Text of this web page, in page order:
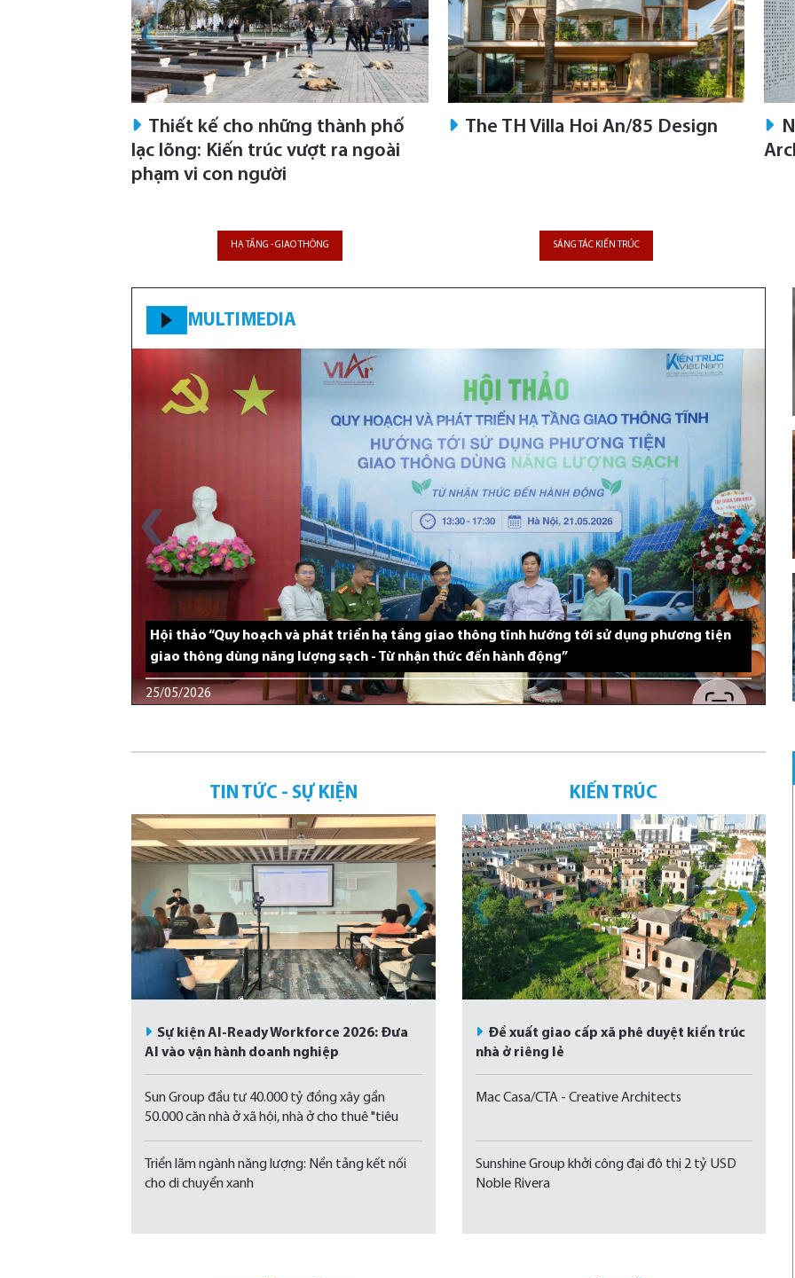
Góp ý Luật Kinh
doanh bất động sản
2023 hướng tới khơi
thông nguồn lực,
phát triển bền vững
chào mừng Đại hội
Đại biểu toàn quốc
Hội Nghệ sĩ Sân khấu
Kết nối văn nghệ sĩ,
sáng tác về Phật
hoàng Trần Nhân
Tông và Ngọa Vân
Bỏ giấy phép xây
dựng: Góc nhìn từ
thực tiễn và chính
sách
Sửa Luật Kiến trúc:
cắt giảm thủ tục,
Thiết kế cho những thành phố
lạc lõng: Kiến trúc vượt ra ngoài
phạm vi con người
HẠ TẦNG - GIAO THÔNG
The TH Villa Hoi An/85 Design
SÁNG TÁC KIẾN TRÚC
MULTIMEDIA
Hội thảo “Quy hoạch và phát triển hạ tầng giao thông tĩnh hướng tới sử dụng phương tiện
giao thông dùng năng lượng sạch - Từ nhận thức đến hành động”
25/05/2026
TIN TỨC - SỰ KIỆN
Sự kiện AI-Ready Workforce 2026: Đưa
AI vào vận hành doanh nghiệp
Sun Group đầu tư 40.000 tỷ đồng xây gần
50.000 căn nhà ở xã hội, nhà ở cho thuê "tiêu
chuẩn Singapore" tại Phú Quốc
Triển lãm ngành năng lượng: Nền tảng kết nối
cho di chuyển xanh
KIẾN TRÚC
Đề xuất giao cấp xã phê duyệt kiến trúc
nhà ở riêng lẻ
Mac Casa/CTA - Creative Architects
Sunshine Group khởi công đại đô thị 2 tỷ USD
Noble Rivera